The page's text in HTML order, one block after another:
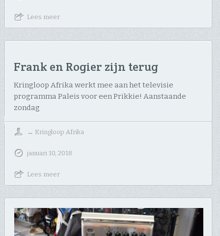
Lees meer
Frank en Rogier zijn terug
Kringloop Afrika werkt mee aan het televisie
programma Paleis voor een Prikkie! Aanstaande
zondag
↔ Kringloop Afrika
januari 10, 2018
Lees meer